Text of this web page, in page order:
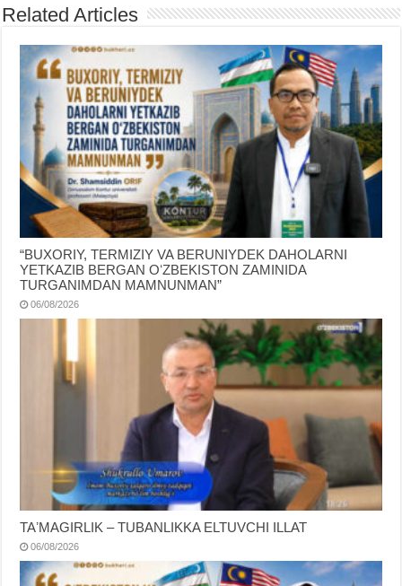
Related Articles
“BUXORIY, TERMIZIY VA BERUNIYDEK DAHOLARNI
YETKAZIB BERGAN OʻZBEKISTON ZAMINIDA
TURGANIMDAN MAMNUNMAN”
06/08/2026
TAʼMAGIRLIK – TUBANLIKKA ELTUVCHI ILLAT
06/08/2026